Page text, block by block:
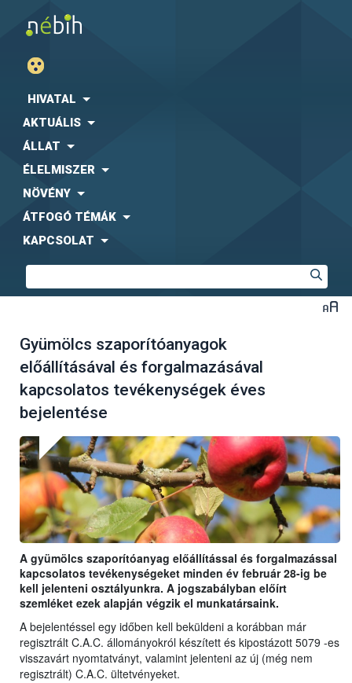
HIVATAL
AKTUÁLIS
ÁLLAT
ÉLELMISZER
NÖVÉNY
ÁTFOGÓ TÉMÁK
KAPCSOLAT
Gyümölcs szaporítóanyagok
előállításával és forgalmazásával
kapcsolatos tevékenységek éves
bejelentése
A gyümölcs szaporítóanyag előállítással és forgalmazással
kapcsolatos tevékenységeket minden év február 28-ig be
kell jelenteni osztályunkra. A jogszabályban előírt
szemléket ezek alapján végzik el munkatársaink.
A bejelentéssel egy időben kell beküldeni a korábban már
regisztrált C.A.C. állományokról készített és kipostázott 5079 -es
visszavárt nyomtatványt, valamint jelenteni az új (még nem
regisztrált) C.A.C. ültetvényeket.